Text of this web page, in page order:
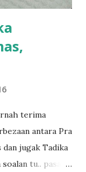
terima
antara Pra
dan jugak Tadika
tu.. pasal